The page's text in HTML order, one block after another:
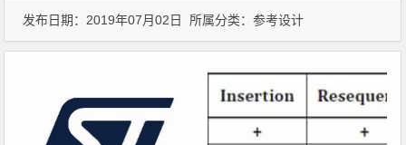
发布日期：2019年07月02日 所属分类：参考设计